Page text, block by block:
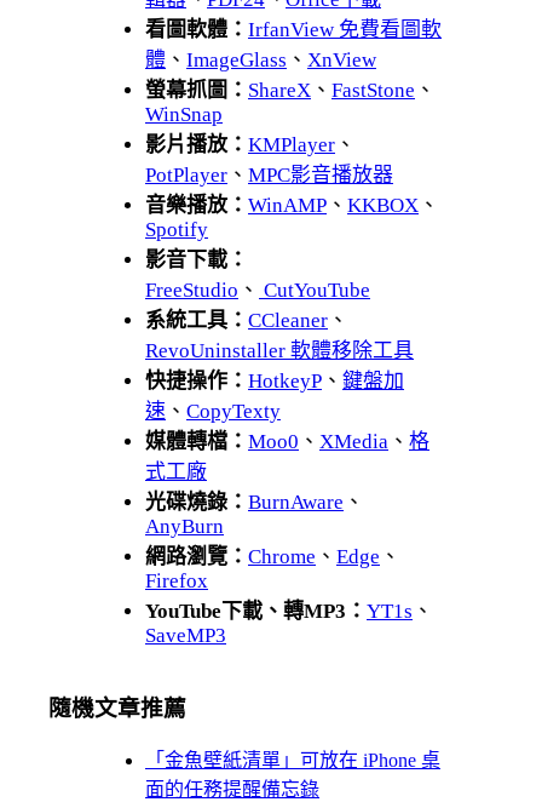
看圖軟體： IrfanView 免費看圖軟
體 、 ImageGlass 、 XnView
螢幕抓圖： ShareX 、 FastStone 、
WinSnap
影片播放： KMPlayer 、
PotPlayer 、 MPC影音播放器
音樂播放： WinAMP 、 KKBOX 、
Spotify
影音下載：
FreeStudio 、 CutYouTube
系統工具： CCleaner 、
RevoUninstaller 軟體移除工具
快捷操作： HotkeyP 、 鍵盤加
速 、 CopyTexty
媒體轉檔： Moo0 、 XMedia 、 格
式工廠
光碟燒錄： BurnAware 、
AnyBurn
網路瀏覽： Chrome 、 Edge 、
Firefox
YouTube下載、轉MP3： YT1s 、
SaveMP3
隨機文章推薦
「金魚壁紙清單」可放在 iPhone 桌
面的任務提醒備忘錄